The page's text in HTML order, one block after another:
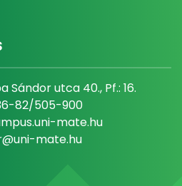
Sándor utca 40., Pf.: 16.
82/505-900
mate.hu
mate.hu